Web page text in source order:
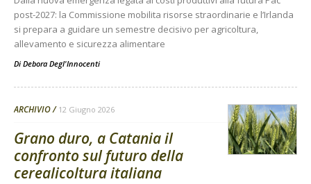
post-2027: la Commissione mobilita risorse straordinarie e l’Irlanda
si prepara a guidare un semestre decisivo per agricoltura,
allevamento e sicurezza alimentare
Di Debora Degl'Innocenti
ARCHIVIO 12 Giugno 2026
Grano duro, a Catania il
confronto sul futuro della
cerealicoltura italiana